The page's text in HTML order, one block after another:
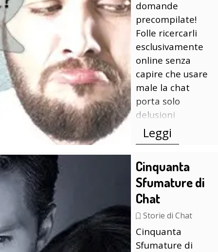
domande
precompilate!
Folle ricercarli
esclusivamente
online senza
capire che usare
male la chat
porta solo
delusioni
Leggi
Cinquanta
Sfumature di
Chat
Storie di Chat
Cinquanta
Sfumature di